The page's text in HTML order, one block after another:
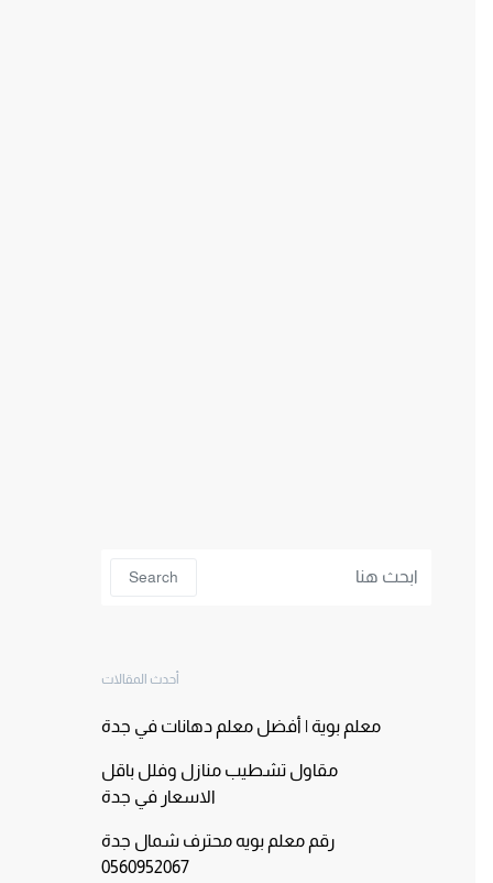
Search
أحدث المقالات
معلم بوية | أفضل معلم دهانات في جدة
مقاول تشطيب منازل وفلل باقل
الاسعار في جدة
رقم معلم بويه محترف شمال جدة
0560952067